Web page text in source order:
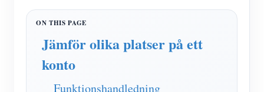
WiFi Power Controller
Jämför olika platser på ett
konto
Funktionshandledning